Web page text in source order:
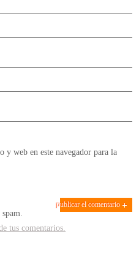
y web en este navegador para la
tus comentarios.